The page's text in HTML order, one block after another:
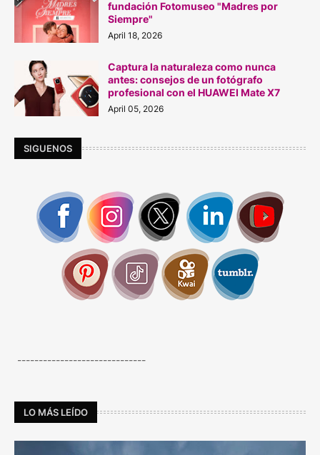
fundación Fotomuseo "Madres por
Siempre"
April 18, 2026
Captura la naturaleza como nunca
antes: consejos de un fotógrafo
profesional con el HUAWEI Mate X7
April 05, 2026
SIGUENOS
------------------------------
LO MÁS LEÍDO